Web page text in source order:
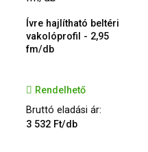
Ívre hajlítható beltéri
vakolóprofil - 2,95
fm/db
Rendelhető
Bruttó eladási ár:
3 532 Ft/db